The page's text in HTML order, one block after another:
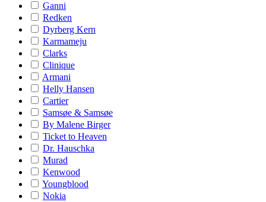
Ganni
Redken
Dyrberg Kern
Karmameju
Clarks
Clinique
Armani
Helly Hansen
Cartier
Samsøe & Samsøe
By Malene Birger
Ticket to Heaven
Dr. Hauschka
Murad
Kenwood
Youngblood
Nokia